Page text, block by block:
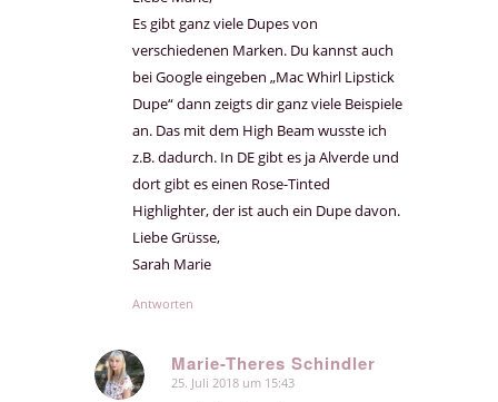
Es gibt ganz viele Dupes von
verschiedenen Marken. Du kannst auch
bei Google eingeben „Mac Whirl Lipstick
Dupe“ dann zeigts dir ganz viele Beispiele
an. Das mit dem High Beam wusste ich
z.B. dadurch. In DE gibt es ja Alverde und
dort gibt es einen Rose-Tinted
Highlighter, der ist auch ein Dupe davon.
Liebe Grüsse,
Sarah Marie
Antworten
Marie-Theres Schindler
sagte:
25. Juli 2018 um 15:43